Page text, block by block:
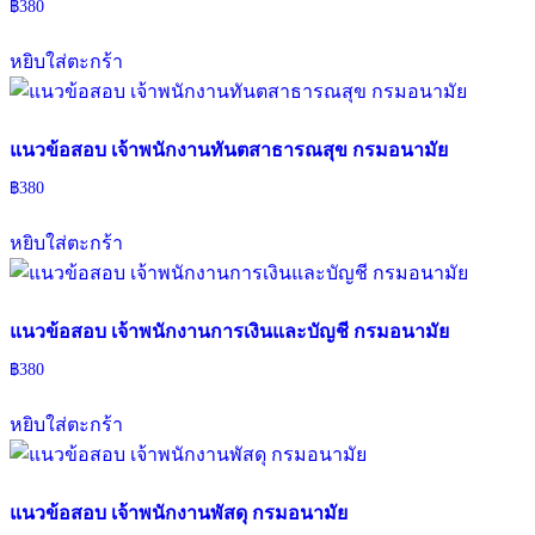
฿380
หยิบใส่ตะกร้า
แนวข้อสอบ เจ้าพนักงานทันตสาธารณสุข กรมอนามัย
฿380
หยิบใส่ตะกร้า
แนวข้อสอบ เจ้าพนักงานการเงินและบัญชี กรมอนามัย
฿380
หยิบใส่ตะกร้า
แนวข้อสอบ เจ้าพนักงานพัสดุ กรมอนามัย